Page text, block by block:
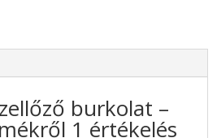
burkolat –
1 értékelés